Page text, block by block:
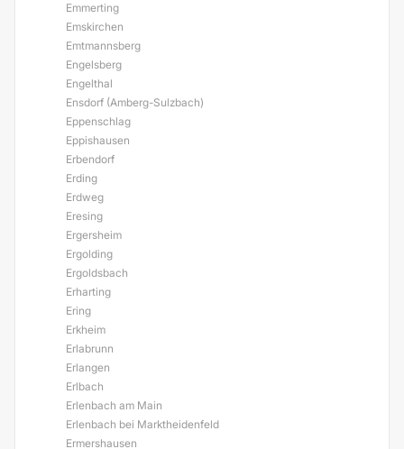
Emmerting
Emskirchen
Emtmannsberg
Engelsberg
Engelthal
Ensdorf (Amberg-Sulzbach)
Eppenschlag
Eppishausen
Erbendorf
Erding
Erdweg
Eresing
Ergersheim
Ergolding
Ergoldsbach
Erharting
Ering
Erkheim
Erlabrunn
Erlangen
Erlbach
Erlenbach am Main
Erlenbach bei Marktheidenfeld
Ermershausen